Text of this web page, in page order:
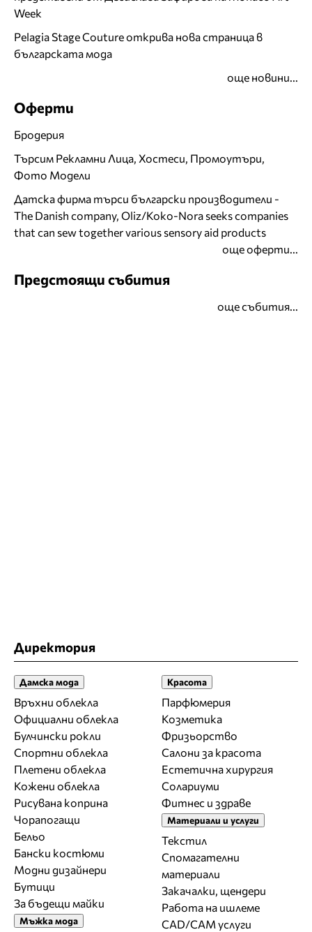
Week
Pelagia Stage Couture открива нова страница в
българската мода
още новини...
Оферти
Бродерия
Търсим Рекламни Лица, Хостеси, Промоутъри,
Фото Модели
Датска фирма търси български производители -
The Danish company, Oliz/Koko-Nora seeks companies
that can sew together various sensory aid products
още оферти...
Предстоящи събития
още събития...
Директория
Дамска мода
Връхни облекла
Официални облекла
Булчински рокли
Спортни облекла
Плетени облекла
Кожени облекла
Рисувана коприна
Чорапогащи
Бельо
Бански костюми
Модни дизайнери
Бутици
За бъдещи майки
Мъжка мода
Красота
Парфюмерия
Козметика
Фризьорство
Салони за красота
Естетична хирургия
Солариуми
Фитнес и здраве
Материали и услуги
Текстил
Спомагателни
материали
Закачалки, щендери
Работа на ишлеме
CAD/CAM услуги